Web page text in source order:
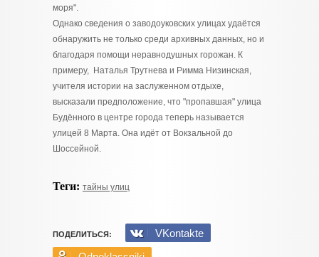
моря".
Однако сведения о заводоуковских улицах удаётся
обнаружить не только среди архивных данных, но и
благодаря помощи неравнодушных горожан. К
примеру, Наталья Трутнева и Римма Низинская,
учителя истории на заслуженном отдыхе,
высказали предположение, что "пропавшая" улица
Будённого в центре города теперь называется
улицей 8 Марта. Она идёт от Вокзальной до
Шоссейной.
Теги: тайны улиц
ПОДЕЛИТЬСЯ:
VKontakte